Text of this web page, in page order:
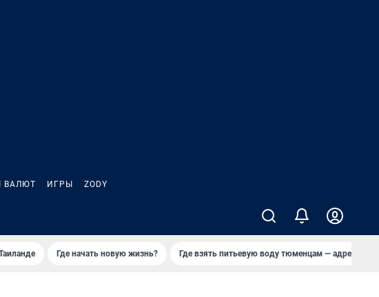
ВАЛЮТ ИГРЫ ZODY
Где начать новую жизнь? Где взять питьевую воду тюменцам — адреса